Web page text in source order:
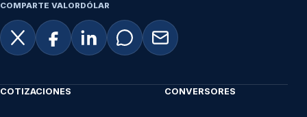
COMPARTE VALORDÓLAR
COTIZACIONES CONVERSORES